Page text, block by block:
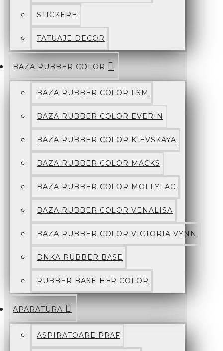
STICKERE
TATUAJE DECOR
BAZA RUBBER COLOR
BAZA RUBBER COLOR FSM
BAZA RUBBER COLOR EVERIN
BAZA RUBBER COLOR KIEVSKAYA
BAZA RUBBER COLOR MACKS
BAZA RUBBER COLOR MOLLYLAC
BAZA RUBBER COLOR VENALISA
BAZA RUBBER COLOR VICTORIA VYNN
DNKA RUBBER BASE
RUBBER BASE HER COLOR
APARATURA
ASPIRATOARE PRAF